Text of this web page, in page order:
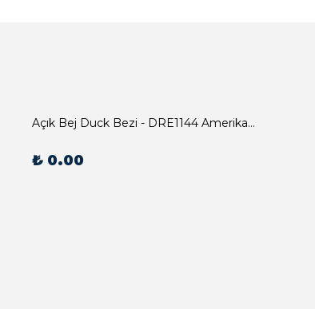
Açık Bej Duck Bezi - DRE1144 Amerikan Servis
₺ 0.00